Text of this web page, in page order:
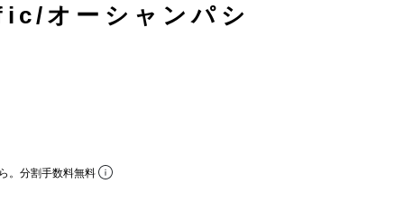
オーシャンパシ
。分割手数料無料